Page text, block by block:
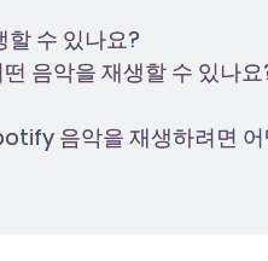
할 수 있나요?
음악을 재생할 수 있나요
음악을 재생하려면